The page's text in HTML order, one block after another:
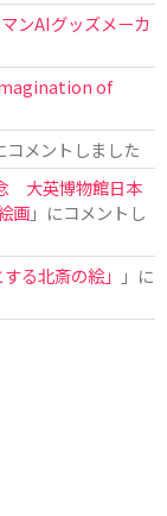
ンAIグッズメーカ
of
コメントしました
大英博物館日本
画」にコメントし
る北斎の絵」
」に